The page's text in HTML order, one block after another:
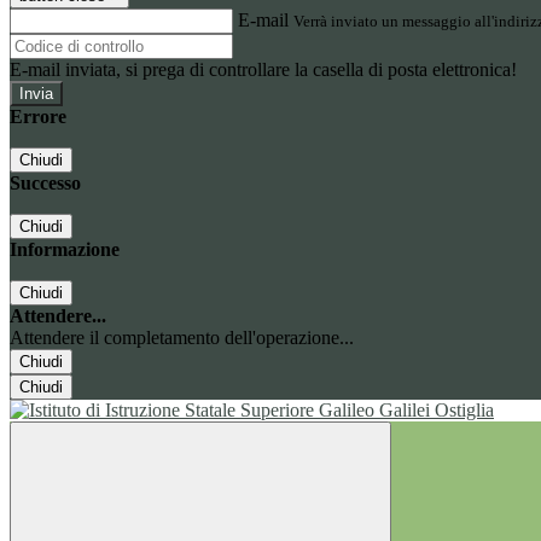
E-mail Verrà inviato un messaggio
E-mail inviata, si prega di controllare la casella di posta elettronica!
Errore
Chiudi
Successo
Chiudi
Informazione
Chiudi
Attendere...
Attendere il completamento dell'operazione...
Chiudi
Chiudi